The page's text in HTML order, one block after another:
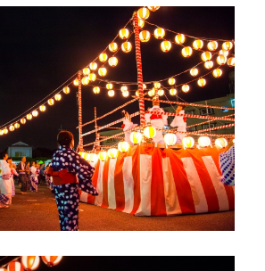
れ
に
く
く
す
る
簡
単
対
処
法
イ